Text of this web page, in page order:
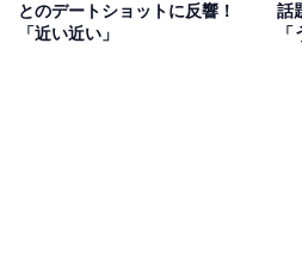
とのデートショットに反響！
「近い近い」
話